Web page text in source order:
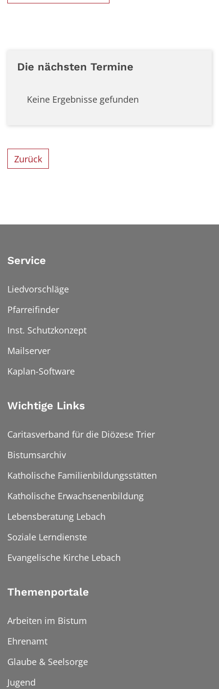
Die nächsten Termine
Keine Ergebnisse gefunden
Zurück
Service
Liedvorschläge
Pfarreifinder
Inst. Schutzkonzept
Mailserver
Kaplan-Software
Wichtige Links
Caritasverband für die Diözese Trier
Bistumsarchiv
Katholische Familienbildungsstätten
Katholische Erwachsenenbildung
Lebensberatung Lebach
Soziale Lerndienste
Evangelische Kirche Lebach
Themenportale
Arbeiten im Bistum
Ehrenamt
Glaube & Seelsorge
Jugend